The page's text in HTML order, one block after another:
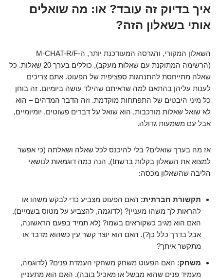
איך בדיוק זה עובד? או: מה שואלים
אותי בשאלון הזה?
השאלון המקורי, והגרסה המעודכנת יותר, ה-M-CHAT-R/F
(הרשימה המתוקנת עם שאלות מעקב), כוללים בערך 20 שאלות. כל
שאלה מתייחסת להתנהגות ספציפית של הפעוט. אתם צריכים
לענות עליהן בהתאם למה שראיתם שהילד עושה ביומיום. זה בוחן
כל מיני היבטים של התפתחות מוקדמת. וזה הדבר המדהים – הוא
לא שואל שאלות מורכבות, הוא שואל על דברים פשוטים, יומיומיים,
אבל עם משמעות גדולה.
אז מה בערך שואלים? בלי להיכנס לכל שאלה ושאלתה (כי אפשר
למצוא את השאלון בקלות ברשת!), הנה כמה דוגמאות לנושאי
הליבה שהשאלון מכסה:
תקשורת חברתית: האם הפעוט מצביע כדי לבקש משהו או
להראות לך משהו מעניין? (לדוגמה, להצביע על מטוס בשמיים).
האם הוא מגיב כשקוראים בשמו? (לא תמיד בפעם הראשונה,
אבל בדרך כלל כן?). האם הוא יוצר קשר עין כשהוא מדבר או
מתקשר איתך?
משחק: האם הפעוט משחק משחקי העמדת פנים? (לדוגמה,
מעמיד פנים שהוא מבשל או מאכיל בובה). האם הוא מתעניין